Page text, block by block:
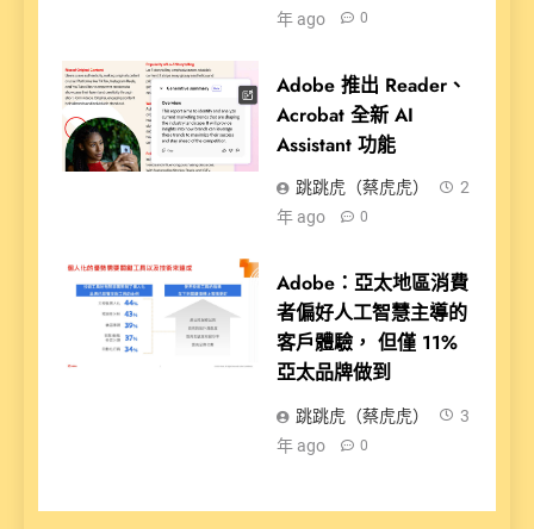
年 ago
0
Adobe 推出 Reader、
Acrobat 全新 AI
Assistant 功能
跳跳虎（蔡虎虎）
2
年 ago
0
Adobe：亞太地區消費
者偏好人工智慧主導的
客戶體驗， 但僅 11%
亞太品牌做到
跳跳虎（蔡虎虎）
3
年 ago
0